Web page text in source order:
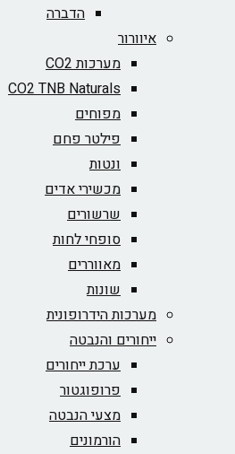
הדברה
איוורור
מערכות CO2
CO2 TNB Naturals
מפוחים
פילטר פחם
ונטות
מכשירי אדים
שרשורים
סופחי לחות
מאווררים
שונות
מערכות הידרופונית
ייחורים והנבטה
ערכת ייחורים
פרופוגטור
מצעי הנבטה
הורמונים